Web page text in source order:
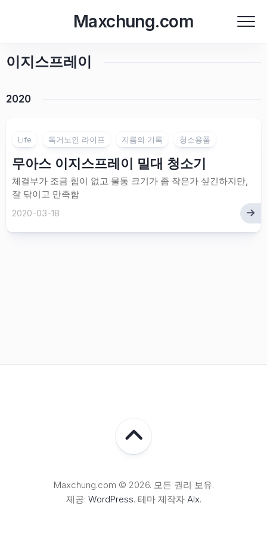
Maxchung.com
이지스프레이
2020
Life 독거노인 라이프 지름의 기록 청소용품
무아스 이지스프레이 밀대 청소기
체결부가 조금 힘이 없고 물통 크기가 좀 작은가 싶긴하지만,
잘 닦이고 만족함
2020-03-18
Maxchung.com © 2026. 모든 권리 보유.
제공: WordPress. 테마 제작자 Alx.